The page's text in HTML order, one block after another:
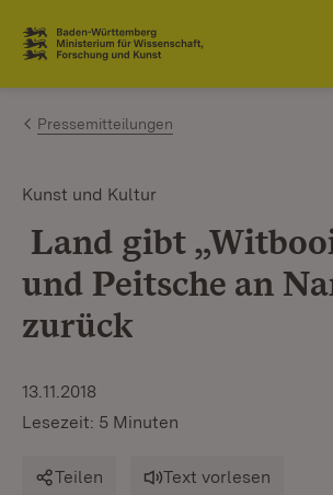
Zum Inhalt springen
Link zur Startseite
Pressemitteilungen
Kunst und Kultur
Land gibt
und Peitsche an
zurück
13.11.2018
Lesezeit: 5 Minuten
Teilen Text vorlesen